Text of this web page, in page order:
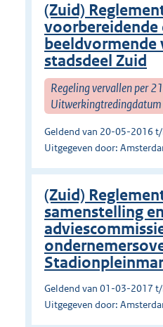
(Zuid)
voorbereidende
beeldvormende
stadsdeel Zuid
Regeling vervallen per
Geldend van 20-05-2016
Uitgegeven door:
(Zuid)
samenstelling
Geldend van 01-03-2017
Uitgegeven door: